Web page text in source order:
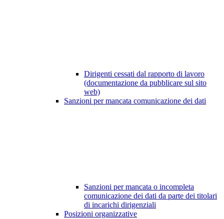
Dirigenti cessati dal rapporto di lavoro
(documentazione da pubblicare sul sito
web)
Sanzioni per mancata comunicazione dei dati
Sanzioni per mancata o incompleta
comunicazione dei dati da parte dei titolari
di incarichi dirigenziali
Posizioni organizzative